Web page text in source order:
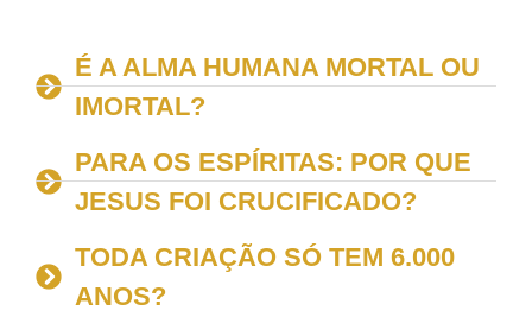
É A ALMA HUMANA MORTAL OU
IMORTAL?
PARA OS ESPÍRITAS: POR QUE
JESUS FOI CRUCIFICADO?
TODA CRIAÇÃO SÓ TEM 6.000
ANOS?